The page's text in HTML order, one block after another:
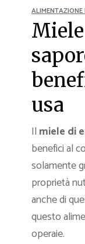
ALIMENTAZIONE
usa
Il miele di
benefici al
solamente
proprietà
anche di
questo
operaie.